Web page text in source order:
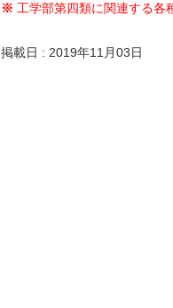
※ 工学部第四類に関連する各
掲載日 : 2019年11月03日